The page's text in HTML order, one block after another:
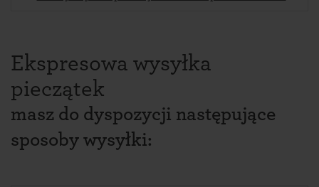
Ekspresowa wysyłka
pieczątek
masz do dyspozycji następujące
sposoby wysyłki: